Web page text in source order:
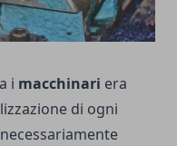
i macchinari era
di ogni